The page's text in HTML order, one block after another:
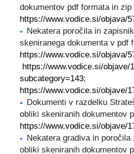
dokumentov pdf formata in zip
https://www.vodice.si/objava/
Nekatera poročila in
skeniranega dokumenta v pdf
https://www.vodice.si/objava/
https://www.vodice.si/objave/
subcategory=143;
https://www.vodice.si/objave/
Dokumenti v razdelku
obliki skeniranih dokumentov
https://www.vodice.si/objave/
Nekatera gradiva in
obliki skeniranih dokumentov